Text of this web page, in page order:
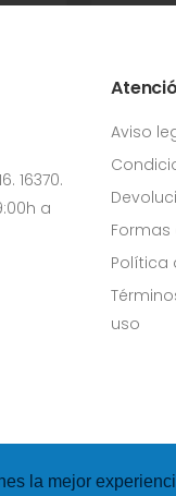
la mejor
16370.
a
Aviso
Política
uso